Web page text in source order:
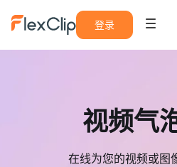
登录
视频气
在线为您的视频或图